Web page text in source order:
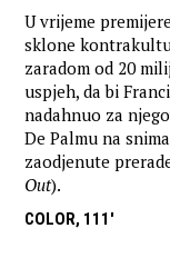
U vrijeme
sklone
zaradom od 20
uspjeh, da bi
nadahnuo za
De Palmu na
zaodjenute
Out).
COLOR, 111'